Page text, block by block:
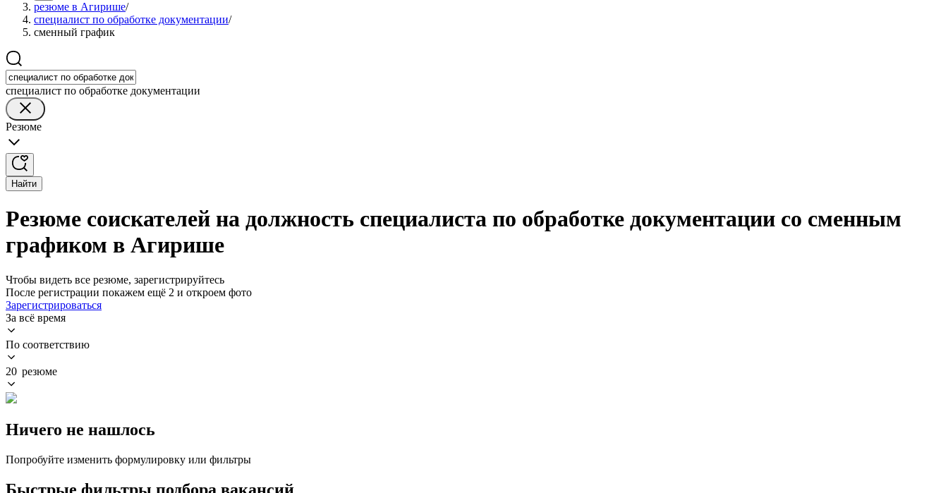
резюме в Агирише/
специалист по обработке документации/
сменный график
специалист по обработке документации
Резюме
Найти
Резюме соискателей на должность специалиста по обработке документации со сменным
графиком в Агирише
Чтобы видеть все резюме, зарегистрируйтесь
После регистрации покажем ещё 2 и откроем фото
Зарегистрироваться
За всё время
По соответствию
20 резюме
Ничего не нашлось
Попробуйте изменить формулировку или фильтры
Быстрые фильтры подбора вакансий